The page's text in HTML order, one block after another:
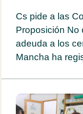
Cs pide a las
Proposición No
adeuda a los
Mancha ha